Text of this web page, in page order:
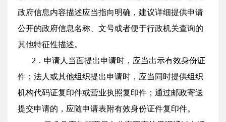
政府信息内容描述应当指向明确，建议详细提供申请
公开的政府信息名称、文号或者便于行政机关查询的
其他特征性描述。
2．申请人当面提出申请时，应当出示有效身份证
件；法人或其他组织提出申请时，应当同时提供组织
机构代码证复印件或营业执照复印件；通过邮政寄送
提交申请的，应随申请表附有效身份证件复印件。